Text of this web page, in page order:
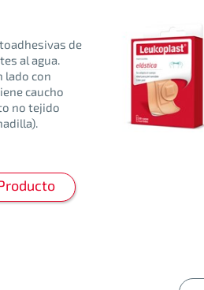
de
al agua.
lado con
caucho
no tejido